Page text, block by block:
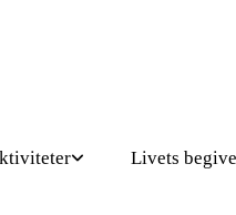
Livets